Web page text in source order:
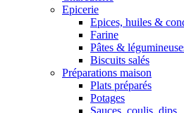
Epicerie
Epices, huiles &
Farine
Pâtes &
Biscuits salés
Préparations maison
Plats préparés
Potages
Sauces, coulis, dips